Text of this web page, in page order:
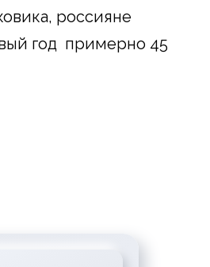
россияне
год примерно 45